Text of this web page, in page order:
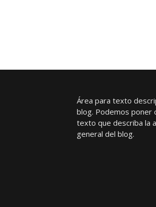
Área para texto
blog. Podemos poner
texto que describa la
general del blog.